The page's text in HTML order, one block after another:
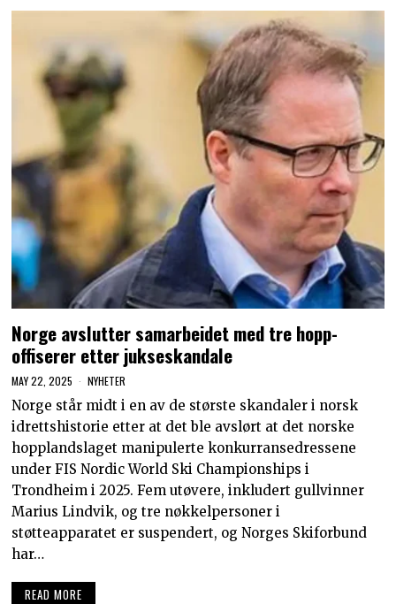
Norge avslutter samarbeidet med tre hopp-
offiserer etter jukseskandale
MAY 22, 2025 NYHETER
Norge står midt i en av de største skandaler i norsk
idrettshistorie etter at det ble avslørt at det norske
hopplandslaget manipulerte konkurransedressene
under FIS Nordic World Ski Championships i
Trondheim i 2025. Fem utøvere, inkludert gullvinner
Marius Lindvik, og tre nøkkelpersoner i
støtteapparatet er suspendert, og Norges Skiforbund
har…
READ MORE